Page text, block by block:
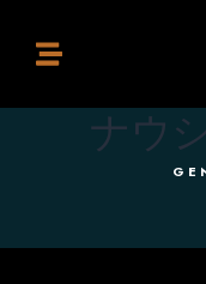
ナウ
Bar